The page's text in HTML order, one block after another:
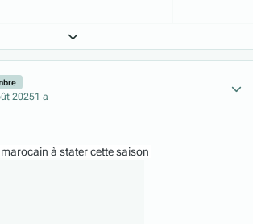
Expand topic overview
20251 a
à stater cette saison